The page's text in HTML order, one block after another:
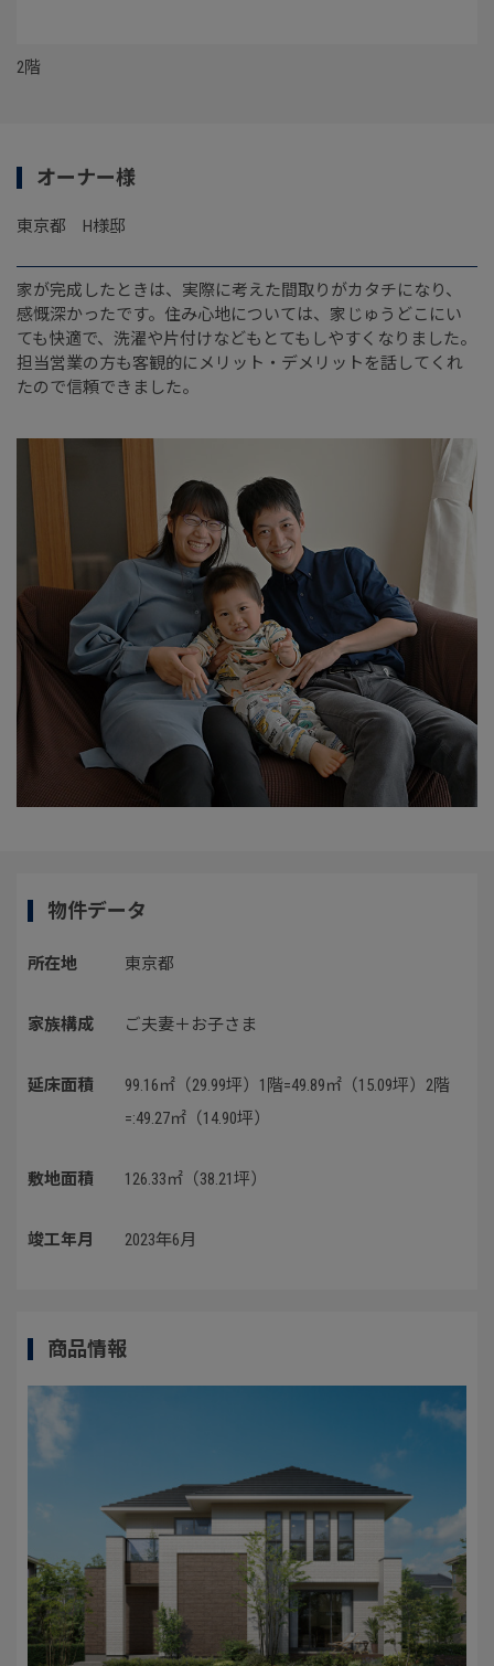
2階
オーナー様
東京都 H様邸
家が完成したときは、実際に考えた間取りがカタチになり、
感慨深かったです。住み心地については、家じゅうどこにい
ても快適で、洗濯や片付けなどもとてもしやすくなりました。
担当営業の方も客観的にメリット・デメリットを話してくれ
たので信頼できました。
物件データ
所在地 東京都
家族構成 ご夫妻＋お子さま
延床面積
99.16㎡（29.99坪）1階=49.89㎡（15.09坪）2階
=:49.27㎡（14.90坪）
敷地面積 126.33㎡（38.21坪）
竣工年月 2023年6月
商品情報